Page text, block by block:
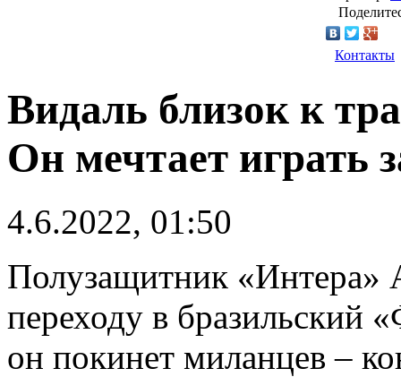
Контакты
Видаль близок к
Он мечтает играть
4.6.2022, 01:50
Полузащитник «Интера»
переходу в бразильский
он покинет миланцев –